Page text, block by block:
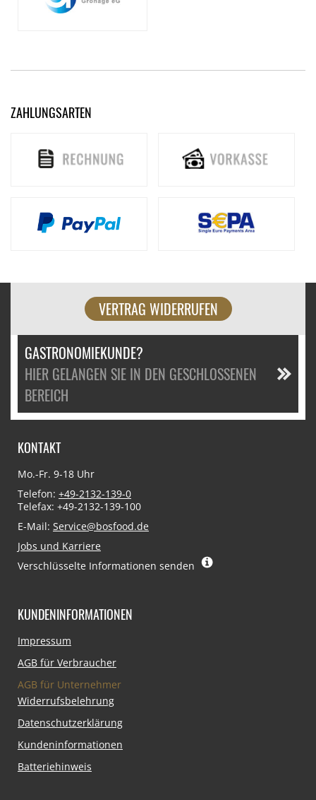
ZAHLUNGSARTEN
VERTRAG WIDERRUFEN
GASTRONOMIEKUNDE?
HIER GELANGEN SIE IN DEN GESCHLOSSENEN
BEREICH
KONTAKT
Mo.-Fr. 9-18 Uhr
Telefon: +49-2132-139-0
Telefax: +49-2132-139-100
E-Mail: Service@bosfood.de
Jobs und Karriere
Verschlüsselte Informationen senden
KUNDENINFORMATIONEN
Navigation
Impressum
AGB für Verbraucher
AGB für Unternehmer
Widerrufsbelehrung
Datenschutzerklärung
Kundeninformationen
Batteriehinweis